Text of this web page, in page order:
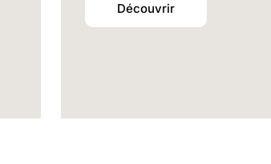
Découvrir